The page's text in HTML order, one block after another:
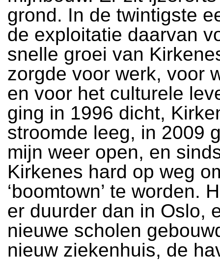
grond. In de twintigste
de exploitatie daarvan
snelle groei van
zorgde voor werk, voor
en voor het culturele
ging in 1996 dicht,
stroomde leeg, in 2009
mijn weer open, en
Kirkenes hard op weg
‘boomtown’ te worden.
er duurder dan in Oslo,
nieuwe scholen
nieuw ziekenhuis, de